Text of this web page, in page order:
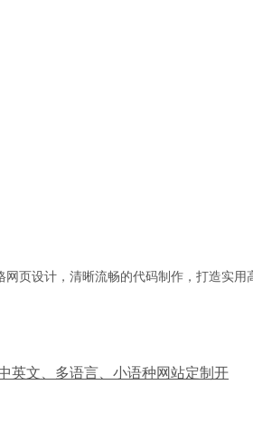
页设计，清晰流畅的代码制作，打造实用
英文、多语言、小语种网站定制开